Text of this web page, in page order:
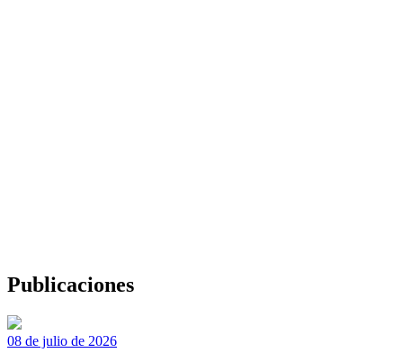
Publicaciones
08 de julio de 2026